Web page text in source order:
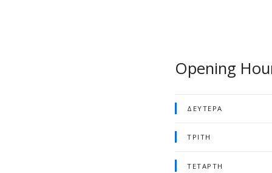
Opening
ΔΕΥΤΈΡΑ
ΤΡΊΤΗ
ΤΕΤΆΡΤΗ